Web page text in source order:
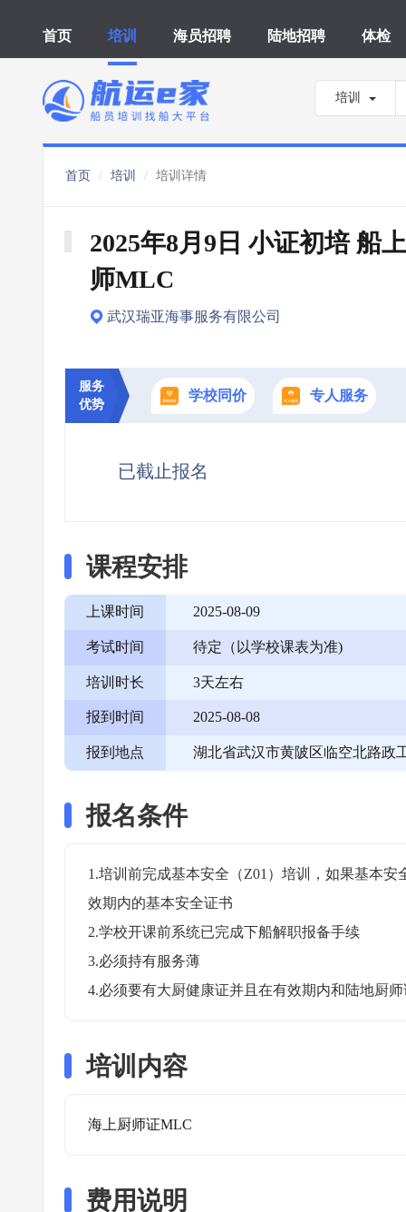
首页 培训 海员招聘 陆地招聘 体检
培训
首页 培训 培训详情
2025年8月9日 小证初培 船
师MLC
武汉瑞亚海事服务有限公司
服务
优势
学校同价 专人服务
已截止报名
课程安排
上课时间 2025-08-09
考试时间 待定（以学校课表为准)
培训时长 3天左右
报到时间 2025-08-08
报到地点 湖北省武汉市黄陂区临空北路政
报名条件
1.培训前完成基本安全（Z01）培训，如果基本
效期内的基本安全证书
2.学校开课前系统已完成下船解职报备手续
3.必须持有服务薄
4.必须要有大厨健康证并且在有效期内和陆地厨师
培训内容
海上厨师证MLC
费用说明